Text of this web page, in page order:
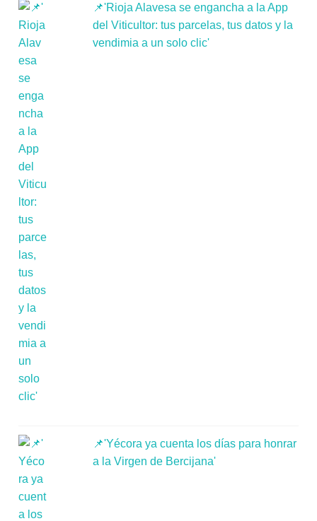
📌'Rioja Alavesa se engancha a la App
del Viticultor: tus parcelas, tus datos y la
vendimia a un solo clic'
📌'Yécora ya cuenta los días para honrar
a la Virgen de Bercijana'